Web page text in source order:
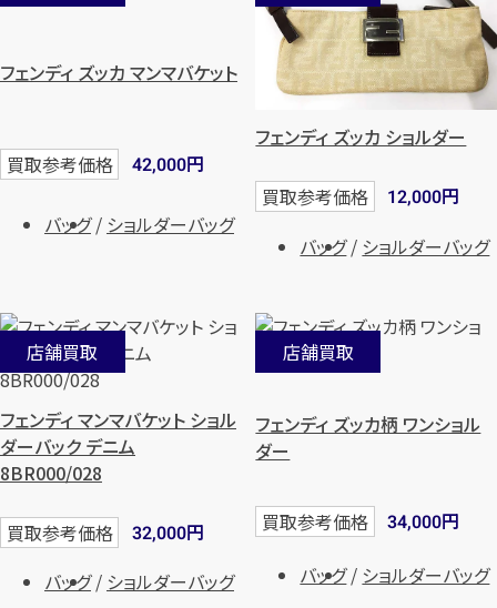
フェンディ ズッカ マンマバケット
買取参考価格 42,000円
バッグ ショルダーバッグ
フェンディ ズッカ ショルダー
買取参考価格 12,000円
バッグ
ショルダーバッグ
店舗買取
フェンディ マンマバケット ショル
ダーバック デニム
8BR000/028
買取参考価格 32,000円
バッグ
ショルダーバッグ
店舗買取
フェンディ ズッカ柄 ワンショル
ダー
買取参考価格 34,000円
バッグ ショルダーバッグ